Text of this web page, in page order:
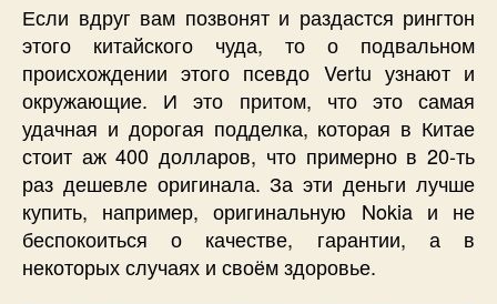
Если вдруг вам позвонят и раздастся рингтон
этого китайского чуда, то о подвальном
происхождении этого псевдо Vertu узнают и
окружающие. И это притом, что это самая
удачная и дорогая подделка, которая в Китае
стоит аж 400 долларов, что примерно в 20-ть
раз дешевле оригинала. За эти деньги лучше
купить, например, оригинальную Nokia и не
беспокоиться о качестве, гарантии, а в
некоторых случаях и своём здоровье.